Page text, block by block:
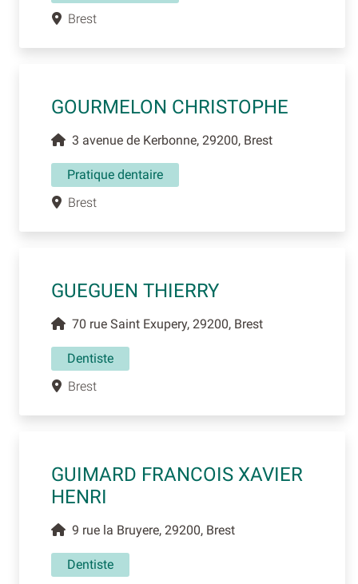
Brest
GOURMELON CHRISTOPHE
3 avenue de Kerbonne, 29200, Brest
Pratique dentaire
Brest
GUEGUEN THIERRY
70 rue Saint Exupery, 29200, Brest
Dentiste
Brest
GUIMARD FRANCOIS XAVIER
HENRI
9 rue la Bruyere, 29200, Brest
Dentiste